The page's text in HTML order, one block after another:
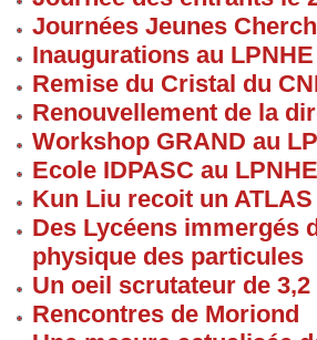
Journées Jeunes
Inaugurations au LPNHE
Remise du Cristal du
Renouvellement de la
Workshop GRAND au
Ecole IDPASC au LPNHE
Kun Liu recoit un
Des Lycéens immergés
physique des particules
Un oeil scrutateur de
Rencontres de Moriond